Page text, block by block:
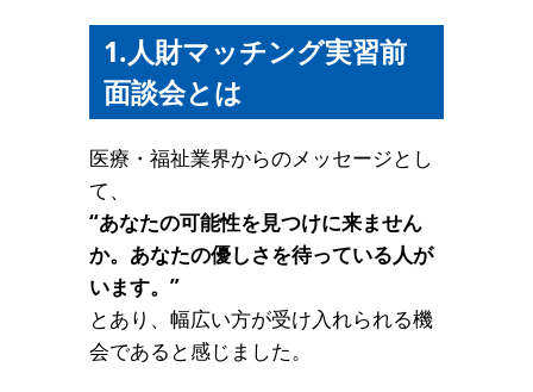
1.人財マッチング実習前
面談会とは
医療・福祉業界からのメッセージとし
て、
“あなたの可能性を見つけに来ません
か。あなたの優しさを待っている人が
います。”
とあり、幅広い方が受け入れられる機
会であると感じました。